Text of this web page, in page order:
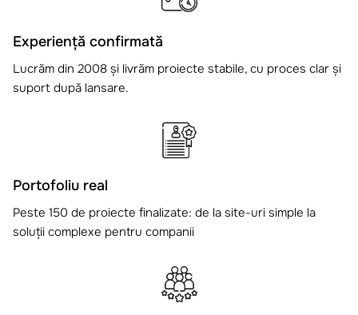
Experiență confirmată
Lucrăm din 2008 și livrăm proiecte stabile, cu proces clar și
suport după lansare.
Portofoliu real
Peste 150 de proiecte finalizate: de la site-uri simple la
soluții complexe pentru companii